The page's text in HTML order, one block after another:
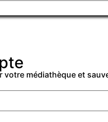
votre médiathèque et